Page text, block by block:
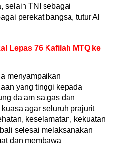
selain TNI sebagai
perekat bangsa, tutur Al
Lepas 76 Kafilah MTQ ke
menyampaikan
yang tinggi kepada
dalam satgas dan
agar seluruh prajurit
keselamatan, kekuatan
selesai melaksanakan
dan membawa